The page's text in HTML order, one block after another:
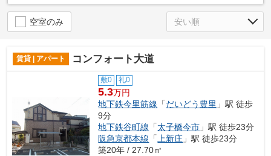
空室のみ
賃貸 | アパート コンフォート大道
敷0 礼0
5.3万円
地下鉄今里筋線 「だいどう豊里 」駅 徒歩
9分
地下鉄谷町線 「太子橋今市 」駅 徒歩23分
阪急京都本線 「 上新庄 」駅 徒歩23分
築20年 / 27.70㎡